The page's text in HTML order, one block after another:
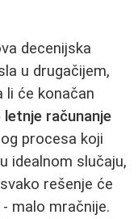
decenijska
u drugačijem,
li će konačan
računanje
procesa koji
idealnom slučaju,
rešenje će
malo mračnije.